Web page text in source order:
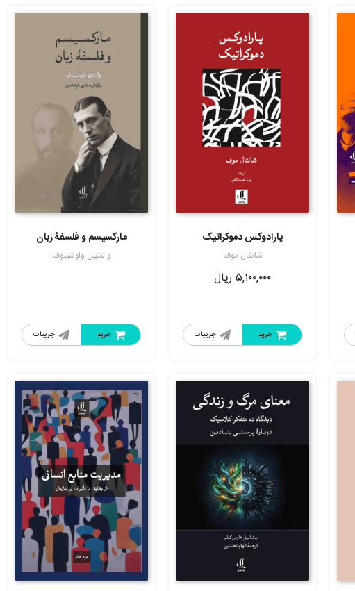
پارادوکس دموکراتیک
شانتال موف
۵,۱۰۰,۰۰۰ ریال
جزییات خرید
مارکسیسم و فلسفۀ زبان
والنتین ولوشینوف
جزییات خرید